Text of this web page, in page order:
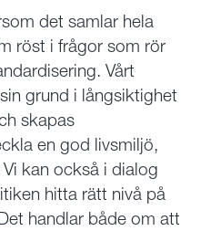
det samlar hela
röst i frågor som rör
Vårt
grund i långsiktighet
skapas
en god livsmiljö,
kan också i dialog
hitta rätt nivå på
handlar både om att